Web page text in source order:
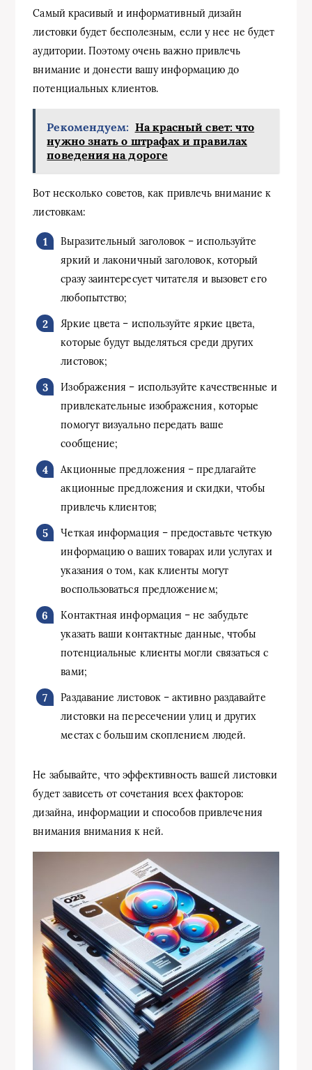
Самый красивый и информативный дизайн
листовки будет бесполезным, если у нее не будет
аудитории. Поэтому очень важно привлечь
внимание и донести вашу информацию до
потенциальных клиентов.
Рекомендуем: На красный свет: что
нужно знать о штрафах и правилах
поведения на дороге
Вот несколько советов, как привлечь внимание к
листовкам:
Выразительный заголовок – используйте
яркий и лаконичный заголовок, который
сразу заинтересует читателя и вызовет его
любопытство;
Яркие цвета – используйте яркие цвета,
которые будут выделяться среди других
листовок;
Изображения – используйте качественные и
привлекательные изображения, которые
помогут визуально передать ваше
сообщение;
Акционные предложения – предлагайте
акционные предложения и скидки, чтобы
привлечь клиентов;
Четкая информация – предоставьте четкую
информацию о ваших товарах или услугах и
указания о том, как клиенты могут
воспользоваться предложением;
Контактная информация – не забудьте
указать ваши контактные данные, чтобы
потенциальные клиенты могли связаться с
вами;
Раздавание листовок – активно раздавайте
листовки на пересечении улиц и других
местах с большим скоплением людей.
Не забывайте, что эффективность вашей листовки
будет зависеть от сочетания всех факторов:
дизайна, информации и способов привлечения
внимания внимания к ней.